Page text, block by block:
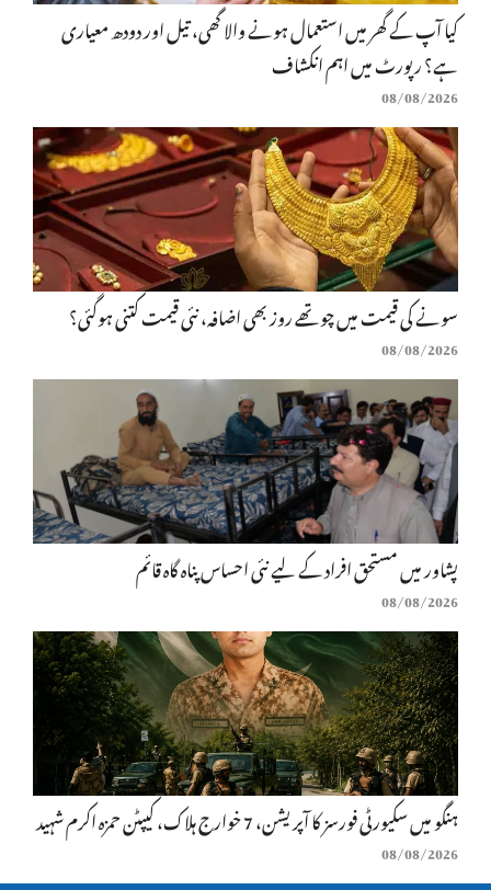
کیا آپ کے گھر میں استعمال ہونے والا گھی، تیل اور دودھ معیاری
ہے؟ رپورٹ میں اہم انکشاف
08/08/2026
سونے کی قیمت میں چوتھے روز بھی اضافہ، نئی قیمت کتنی ہوگئی؟
08/08/2026
پشاور میں مستحق افراد کے لیے نئی احساس پناہ گاہ قائم
08/08/2026
ہنگو میں سکیورٹی فورسز کا آپریشن، 7 خوارج ہلاک، کیپٹن حمزہ اکرم شہید
08/08/2026